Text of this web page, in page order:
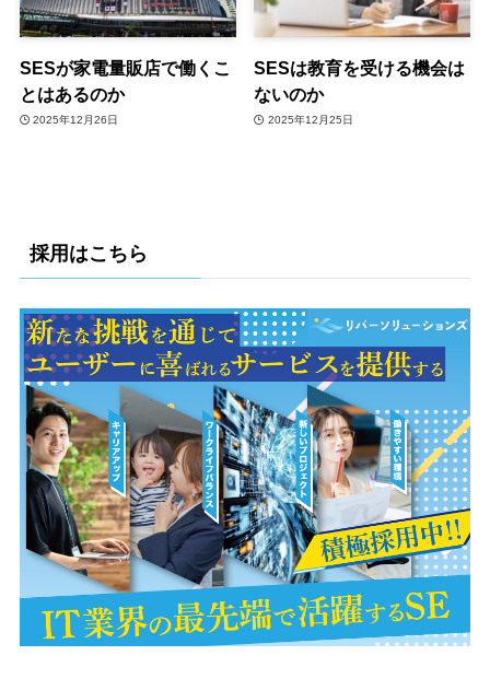
SESが家電量販店で働くこ
とはあるのか
2025年12月26日
SESは教育を受ける機会は
ないのか
2025年12月25日
採用はこちら